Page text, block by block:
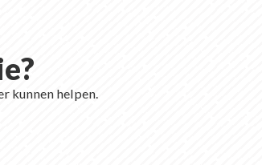
kunnen helpen.